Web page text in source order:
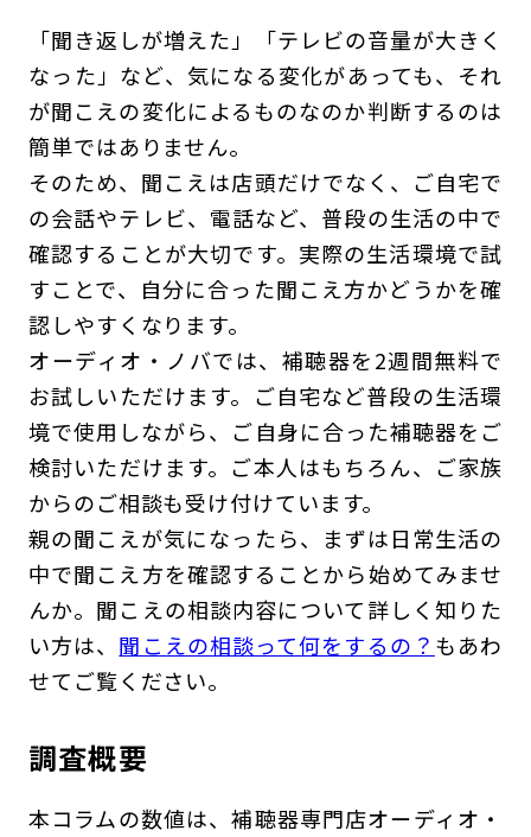
「聞き返しが増えた」「テレビの音量が大きく
なった」など、気になる変化があっても、それ
が聞こえの変化によるものなのか判断するのは
簡単ではありません。
そのため、聞こえは店頭だけでなく、ご自宅で
の会話やテレビ、電話など、普段の生活の中で
確認することが大切です。実際の生活環境で試
すことで、自分に合った聞こえ方かどうかを確
認しやすくなります。
オーディオ・ノバでは、補聴器を2週間無料で
お試しいただけます。ご自宅など普段の生活環
境で使用しながら、ご自身に合った補聴器をご
検討いただけます。ご本人はもちろん、ご家族
からのご相談も受け付けています。
親の聞こえが気になったら、まずは日常生活の
中で聞こえ方を確認することから始めてみませ
んか。聞こえの相談内容について詳しく知りた
い方は、 聞こえの相談って何をするの？ もあわ
せてご覧ください。
調査概要
本コラムの数値は、補聴器専門店オーディオ・